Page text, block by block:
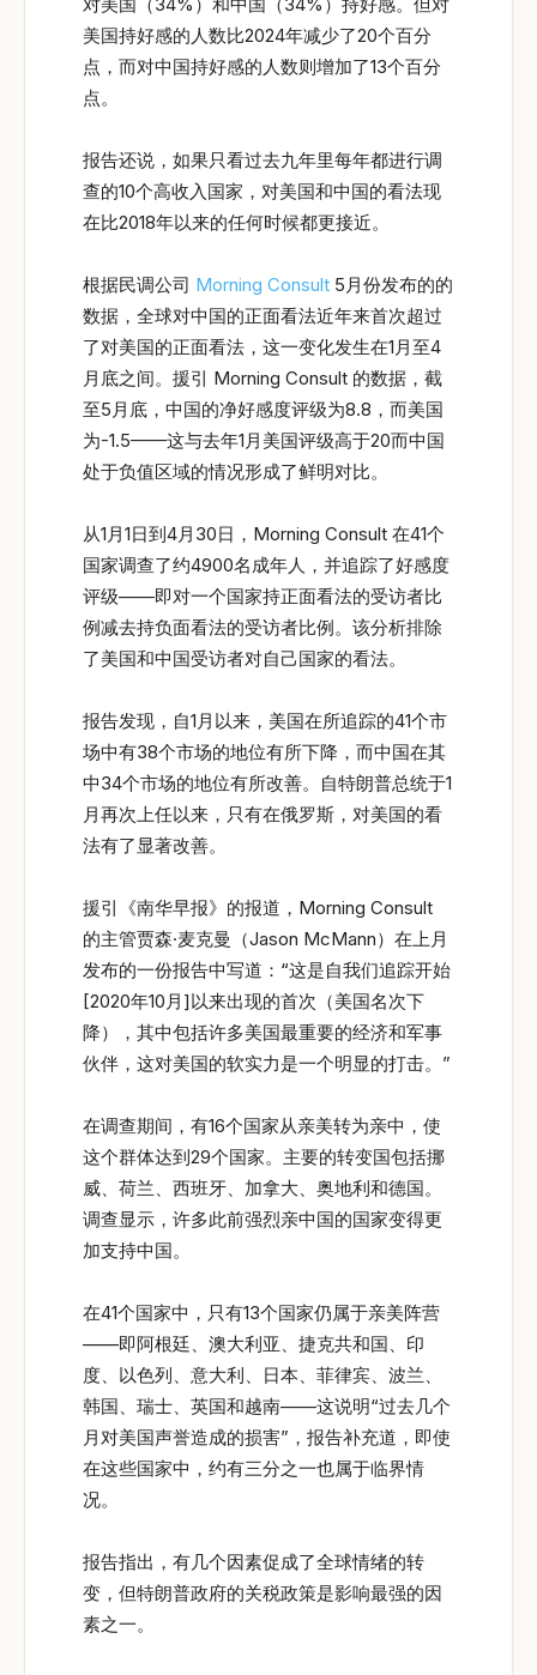
美国持好感的人数比2024年减少了20个百分
点，而对中国持好感的人数则增加了13个百分
点。
报告还说，如果只看过去九年里每年都进行调
查的10个高收入国家，对美国和中国的看法现
在比2018年以来的任何时候都更接近。
根据民调公司 Morning Consult 5月份发布的的
数据，全球对中国的正面看法近年来首次超过
了对美国的正面看法，这一变化发生在1月至4
月底之间。援引 Morning Consult 的数据，截
至5月底，中国的净好感度评级为8.8，而美国
为-1.5——这与去年1月美国评级高于20而中国
处于负值区域的情况形成了鲜明对比。
从1月1日到4月30日，Morning Consult 在41个
国家调查了约4900名成年人，并追踪了好感度
评级——即对一个国家持正面看法的受访者比
例减去持负面看法的受访者比例。该分析排除
了美国和中国受访者对自己国家的看法。
报告发现，自1月以来，美国在所追踪的41个市
场中有38个市场的地位有所下降，而中国在其
中34个市场的地位有所改善。自特朗普总统于1
月再次上任以来，只有在俄罗斯，对美国的看
法有了显著改善。
援引《南华早报》的报道，Morning Consult
的主管贾森·麦克曼（Jason McMann）在上月
发布的一份报告中写道：“这是自我们追踪开始
[2020年10月]以来出现的首次（美国名次下
降），其中包括许多美国最重要的经济和军事
伙伴，这对美国的软实力是一个明显的打击。”
在调查期间，有16个国家从亲美转为亲中，使
这个群体达到29个国家。主要的转变国包括挪
威、荷兰、西班牙、加拿大、奥地利和德国。
调查显示，许多此前强烈亲中国的国家变得更
加支持中国。
在41个国家中，只有13个国家仍属于亲美阵营
——即阿根廷、澳大利亚、捷克共和国、印
度、以色列、意大利、日本、菲律宾、波兰、
韩国、瑞士、英国和越南——这说明“过去几个
月对美国声誉造成的损害”，报告补充道，即使
在这些国家中，约有三分之一也属于临界情
况。
报告指出，有几个因素促成了全球情绪的转
变，但特朗普政府的关税政策是影响最强的因
素之一。